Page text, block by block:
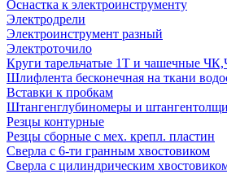
Оснастка к электроинструменту
Электродрели
Электроинструмент разный
Электроточило
Круги тарельчатые 1Т и чашечные
Шлифлента бесконечная на ткани
Вставки к пробкам
Штангенглубиномеры и
Резцы контурные
Резцы сборные с мех. крепл. пластин
Сверла с 6-ти гранным хвостовиком
Сверла с цилиндрическим